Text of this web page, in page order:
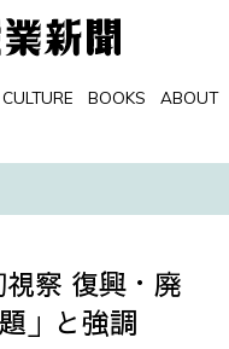
CULTURE BOOKS ABOUT
察 復興・廃
」と強調